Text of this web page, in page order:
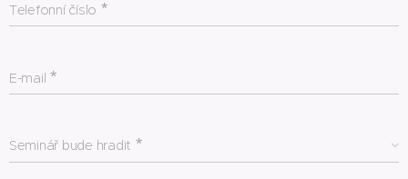
Telefonní číslo
E-mail
Seminář bude hradit